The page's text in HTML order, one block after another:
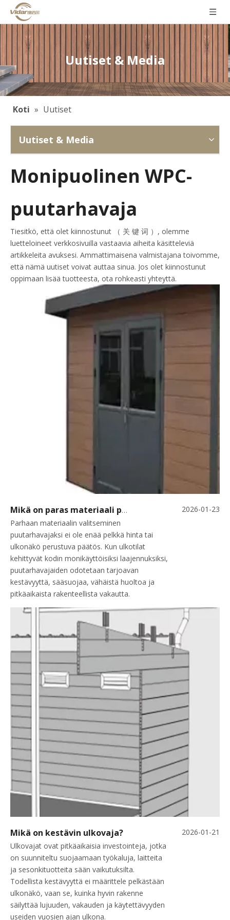
Uutiset & Media
Koti » Uutiset
Uutiset & Media
Monipuolinen WPC-
puutarhavaja
Tiesitkö, että olet kiinnostunut （ 关 键 词 ）, olemme
luetteloineet verkkosivuilla vastaavia aiheita käsitteleviä
artikkeleita avuksesi. Ammattimaisena valmistajana toivomme,
että nämä uutiset voivat auttaa sinua. Jos olet kiinnostunut
oppimaan lisää tuotteesta, ota rohkeasti yhteyttä.
Mikä on paras materiaali puutarhavajaan?
Parhaan materiaalin valitseminen
puutarhavajaksi ei ole enää pelkkä hinta tai
ulkonäkö perustuva päätös. Kun ulkotilat
kehittyvät kodin monikäyttöisiksi laajennuksiksi,
puutarhavajaiden odotetaan tarjoavan
kestävyyttä, sääsuojaa, vähäistä huoltoa ja
pitkäaikaista rakenteellista vakautta.
2026-01-23
Mikä on kestävin ulkovaja?
Ulkovajat ovat pitkäaikaisia ​​investointeja, jotka
on suunniteltu suojaamaan työkaluja, laitteita
ja sesonkituotteita sään vaikutuksilta.
Todellista kestävyyttä ei määrittele pelkästään
ulkonäkö, vaan se, kuinka hyvin rakenne
säilyttää lujuuden, vakauden ja käytettävyyden
useiden vuosien ajan ulkona.
2026-01-21